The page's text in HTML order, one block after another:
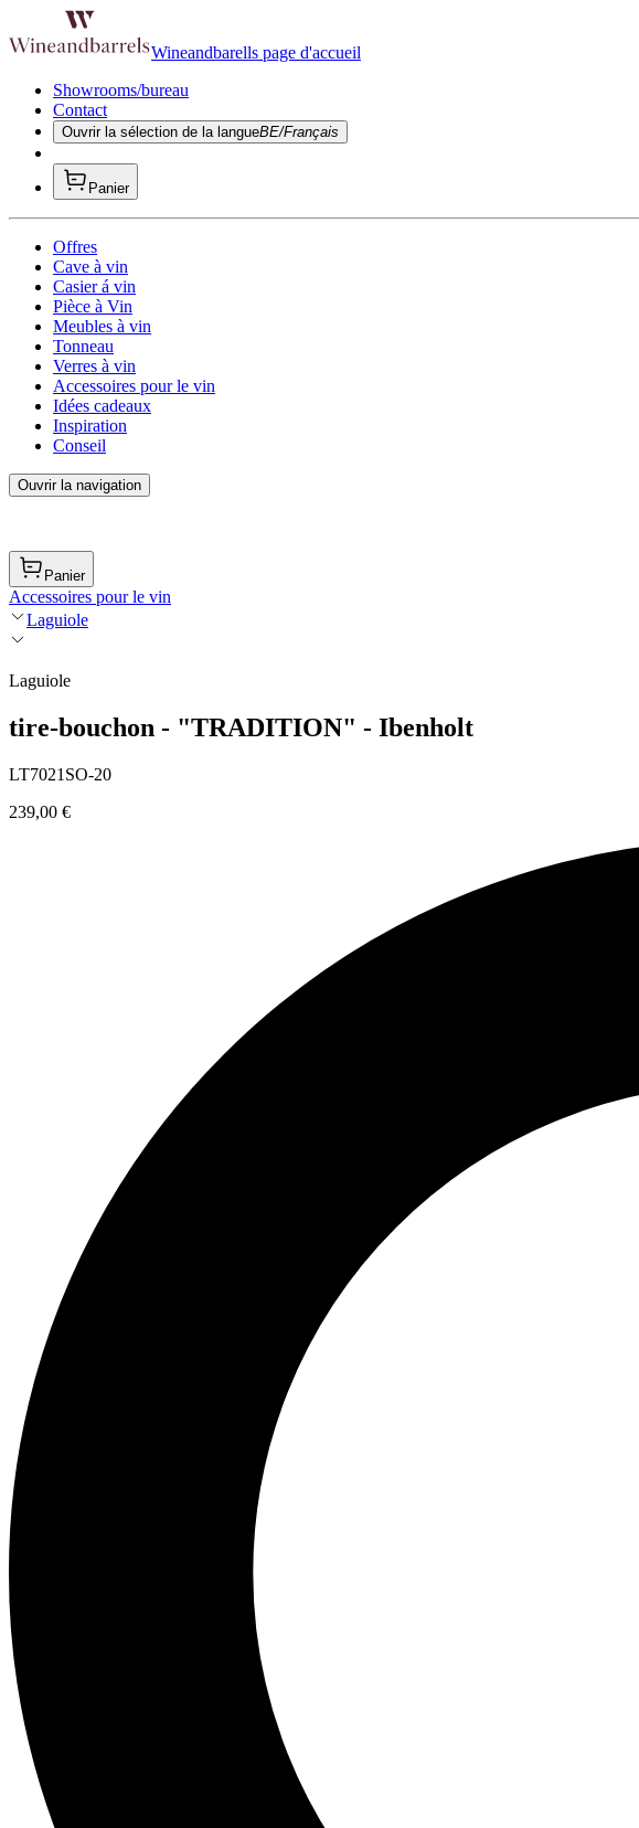
Wineandbarells page d'accueil
Showrooms/bureau
Contact
Ouvrir la sélection de la langueBE/Français
Panier
Offres
Cave à vin
Casier á vin
Pièce à Vin
Meubles à vin
Tonneau
Verres à vin
Accessoires pour le vin
Idées cadeaux
Inspiration
Conseil
Ouvrir la navigation
Panier
Accessoires pour le vin
Laguiole
Laguiole
tire-bouchon - "TRADITION" - Ibenholt
LT7021SO-20
239,00 €